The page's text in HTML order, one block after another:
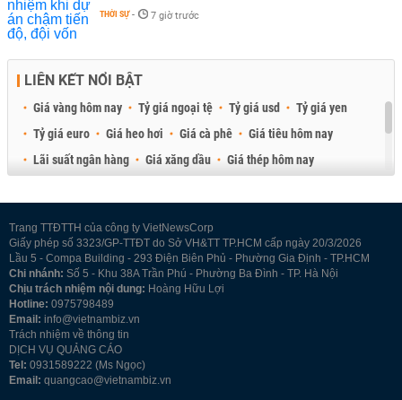
THỜI SỰ - 7 giờ trước
LIÊN KẾT NỔI BẬT
Giá vàng hôm nay Tỷ giá ngoại tệ Tỷ giá usd
Tỷ giá yen
Tỷ giá euro
Giá heo hơi Giá cà phê
Giá tiêu hôm nay
Lãi suất ngân hàng
Giá xăng dầu
Giá thép hôm nay
Trang TTĐTTH của công ty VietNewsCorp
Giấy phép số 3323/GP-TTĐT do Sở VH&TT TP.HCM cấp ngày 20/3/2026
Lầu 5 - Compa Building - 293 Điện Biên Phủ - Phường Gia Định - TP.HCM
Chi nhánh: Số 5 - Khu 38A Trần Phú - Phường Ba Đình - TP. Hà Nội
Chịu trách nhiệm nội dung: Hoàng Hữu Lợi
Hotline: 0975798489
Email: info@vietnambiz.vn
Trách nhiệm về thông tin
DỊCH VỤ QUẢNG CÁO
Tel: 0931589222 (Ms Ngọc)
Email: quangcao@vietnambiz.vn